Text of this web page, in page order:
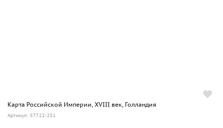
Карта Российской Империи, XVIII век, Голландия
Артикул: 57722-251